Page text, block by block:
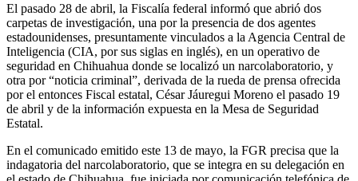
El pasado 28 de abril, la Fiscalía federal informó que abrió dos
carpetas de investigación, una por la presencia de dos agentes
estadounidenses, presuntamente vinculados a la Agencia Central de
Inteligencia (CIA, por sus siglas en inglés), en un operativo de
seguridad en Chihuahua donde se localizó un narcolaboratorio, y
otra por “noticia criminal”, derivada de la rueda de prensa ofrecida
por el entonces Fiscal estatal, César Jáuregui Moreno el pasado 19
de abril y de la información expuesta en la Mesa de Seguridad
Estatal.
En el comunicado emitido este 13 de mayo, la FGR precisa que la
indagatoria del narcolaboratorio, que se integra en su delegación en